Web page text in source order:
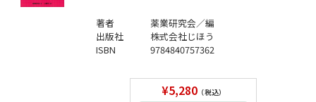
著者
薬業研究会／編
出版社
株式会社じほう
ISBN
9784840757362
¥5,280（税込）